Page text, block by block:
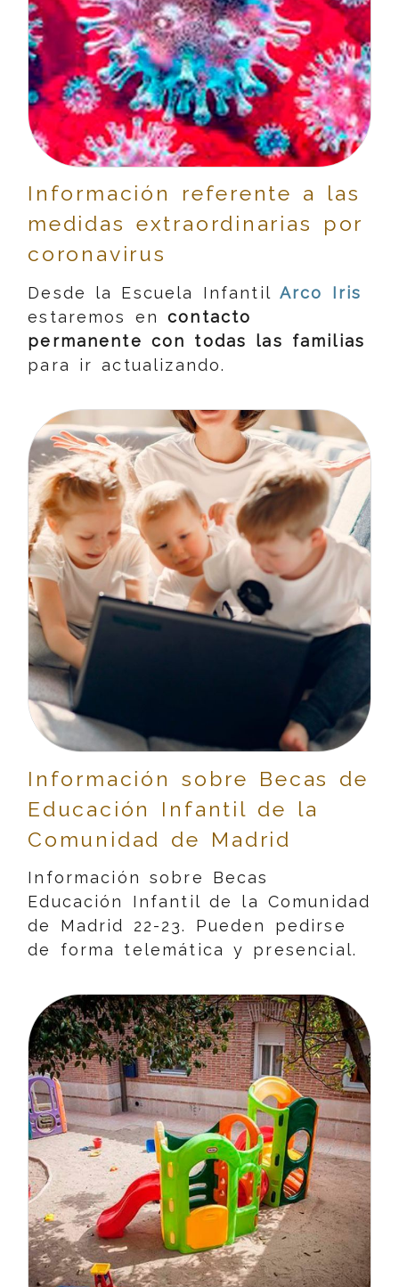
Información referente a las
medidas extraordinarias por
coronavirus
Desde la Escuela Infantil Arco Iris
estaremos encontacto
permanente con todas las familias
para ir actualizando.
Información sobre Becas de
Educación Infantil de la
Comunidad de Madrid
Información sobre Becas
Educación Infantil de la Comunidad
de Madrid 22-23. Pueden pedirse
de forma telemática y presencial.